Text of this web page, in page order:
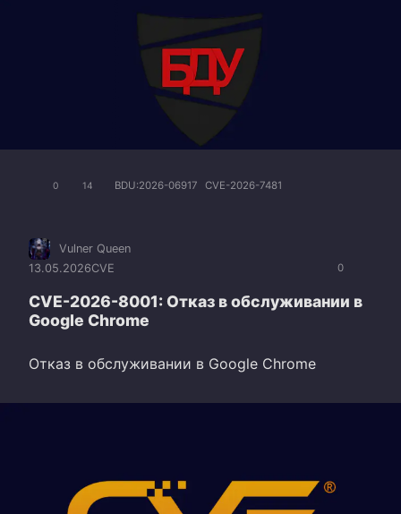
0 14 BDU:2026-06917 CVE-2026-7481
0
Vulner Queen
13.05.2026CVE
CVE-2026-8001: Отказ в обслуживании в
Google Chrome
Отказ в обслуживании в Google Chrome